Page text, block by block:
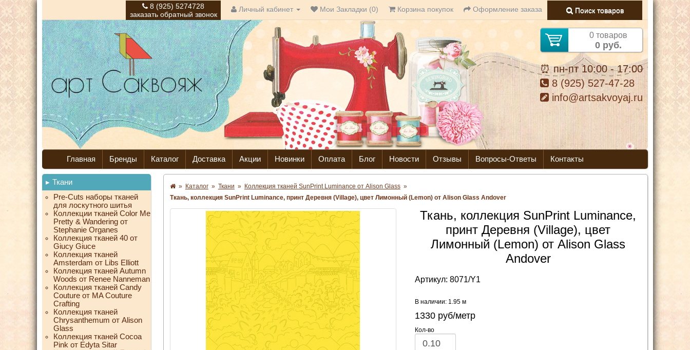
8 (925) 5274728
заказать обратный звонок
Личный кабинет Мои Закладки (0) Корзина покупок Оформление заказа Поиск товаров
0 товаров
0 руб.
⏰ пн-пт 10:00 - 17:00
8 (925) 527-47-28
info@artsakvoyaj.ru
Главная Бренды Каталог Доставка Акции Новинки Оплата Блог Новости Отзывы Вопросы-Ответы Контакты
Ткани
Pre-Cuts наборы тканей
для лоскутного шитья
Коллекции тканей Color Me
Pretty & Wandering от
Stephanie Organes
Коллекция тканей 40 от
Giucy Giuce
Коллекция тканей
Amsterdam от Libs Elliott
Коллекция тканей Autumn
Woods от Renee Nanneman
Коллекция тканей Candy
Couture от MA Couture
Crafting
Коллекция тканей
Chrysanthemum от Alison
Glass
Коллекция тканей Cocoa
Pink от Edyta Sitar
» Каталог » Ткани » Коллекция тканей SunPrint Luminance от Alison Glass »
Ткань, коллекция SunPrint Luminance, принт Деревня (Village), цвет Лимонный (Lemon) от Alison Glass Andover
Ткань, коллекция SunPrint Luminance,
принт Деревня (Village), цвет
Лимонный (Lemon) от Alison Glass
Andover
Артикул:8071/Y1
В наличии: 1.95 м
1330 руб/метр
Кол-во